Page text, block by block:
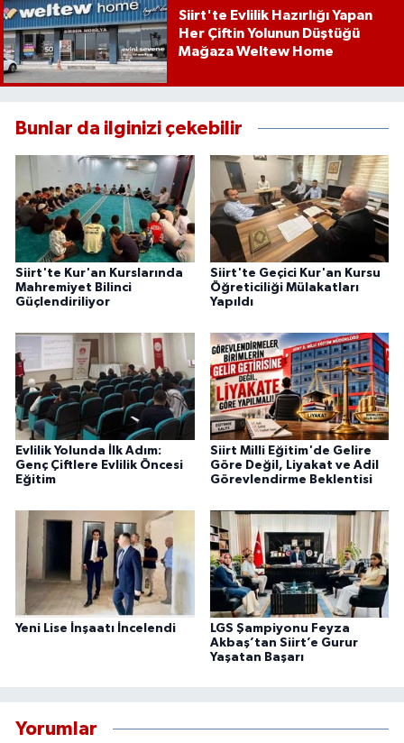
Siirt'te Evlilik Hazırlığı Yapan
Her Çiftin Yolunun Düştüğü
Mağaza Weltew Home
Bunlar da ilginizi çekebilir
Siirt'te Kur'an Kurslarında
Mahremiyet Bilinci
Güçlendiriliyor
Siirt'te Geçici Kur'an Kursu
Öğreticiliği Mülakatları
Yapıldı
Evlilik Yolunda İlk Adım:
Genç Çiftlere Evlilik Öncesi
Eğitim
Siirt Milli Eğitim'de Gelire
Göre Değil, Liyakat ve Adil
Görevlendirme Beklentisi
Yeni Lise İnşaatı İncelendi
LGS Şampiyonu Feyza
Akbaş’tan Siirt’e Gurur
Yaşatan Başarı
Yorumlar